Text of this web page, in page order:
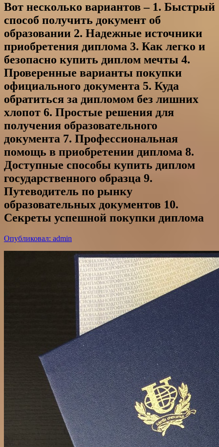
Вот несколько вариантов – 1. Быстрый
способ получить документ об
образовании 2. Надежные источники
приобретения диплома 3. Как легко и
безопасно купить диплом мечты 4.
Проверенные варианты покупки
официального документа 5. Куда
обратиться за дипломом без лишних
хлопот 6. Простые решения для
получения образовательного
документа 7. Профессиональная
помощь в приобретении диплома 8.
Доступные способы купить диплом
государственного образца 9.
Путеводитель по рынку
образовательных документов 10.
Секреты успешной покупки диплома
Опубликовал: admin